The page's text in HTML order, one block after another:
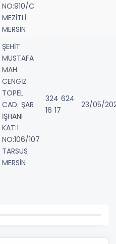
NO:910/C
MEZİTLİ
MERSİN
ŞEHİT
MUSTAFA
MAH.
CENGİZ
TOPEL
CAD. ŞAR
İŞHANI
KAT:1
NO:106/107
TARSUS
MERSİN
324 624
16 17
23/05/